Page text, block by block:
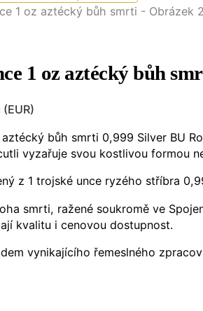
1 oz aztécký bůh
(EUR)
aztécký bůh smrti 0,999 Silver BU
vyzařuje svou kostlivou formou
z 1 trojské unce ryzého stříbra
smrti, ražené soukromě ve
kvalitu i cenovou dostupnost.
vynikajícího řemeslného